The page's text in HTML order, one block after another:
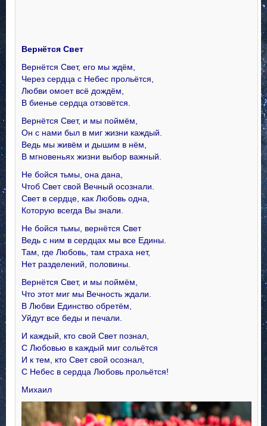
Вернётся Свет
Вернётся Свет, его мы ждём,
Через сердца с Небес прольётся,
Любви омоет всё дождём,
В биенье сердца отзовётся.
Вернётся Свет, и мы поймём,
Он с нами был в миг жизни каждый.
Ведь мы живём и дышим в нём,
В мгновеньях жизни выбор важный.
Не бойся тьмы, она дана,
Чтоб Свет свой Вечный осознали.
Свет в сердце, как Любовь одна,
Которую всегда Вы знали.
Не бойся тьмы, вернётся Свет
Ведь с ним в сердцах мы все Едины.
Там, где Любовь, там страха нет,
Нет разделений, половины.
Вернётся Свет, и мы поймём,
Что этот миг мы Вечность ждали.
В Любви Единство обретём,
Уйдут все беды и печали.
И каждый, кто свой Свет познал,
С Любовью в каждый миг сольётся
И к тем, кто Свет свой осознал,
С Небес в сердца Любовь прольётся!
Михаил